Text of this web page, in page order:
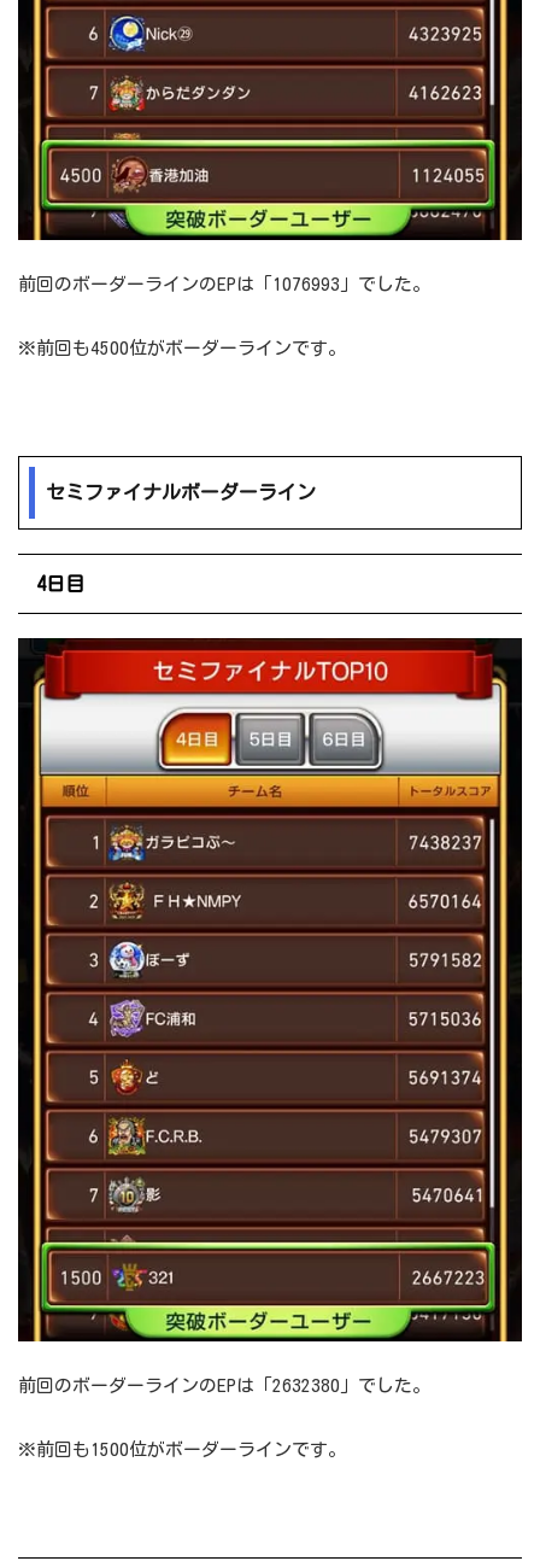
前回のボーダーラインのEPは「1076993」でした。
※前回も4500位がボーダーラインです。
セミファイナルボーダーライン
4日目
前回のボーダーラインのEPは「2632380」でした。
※前回も1500位がボーダーラインです。